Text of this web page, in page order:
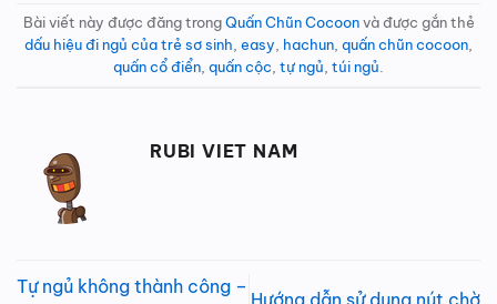
Bài viết này được đăng trongQuấn Chũn Cocoonvà được gắn thẻ
dấu hiệu đi ngủ của trẻ sơ sinh easy hachun quấn chũn cocoon
quấn cổ điển quấn cộc tự ngủ túi ngủ
RUBI VIET NAM
Tự ngủ không thành công –